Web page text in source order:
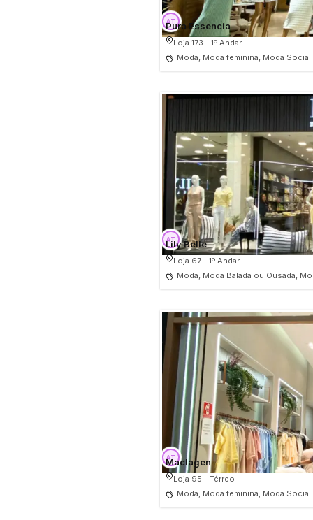
Pura Essencia
Loja 173 - 1º Andar
Moda, Moda feminina, Moda Social
Lily Belle
Loja 67 - 1º Andar
Moda, Moda Balada ou Ousada,
Maclagen
Loja 95 - Térreo
Moda, Moda feminina, Moda Social